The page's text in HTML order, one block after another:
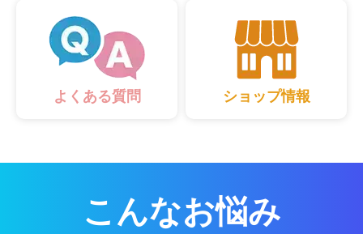
よくある質問 ショップ情報
こんなお悩み